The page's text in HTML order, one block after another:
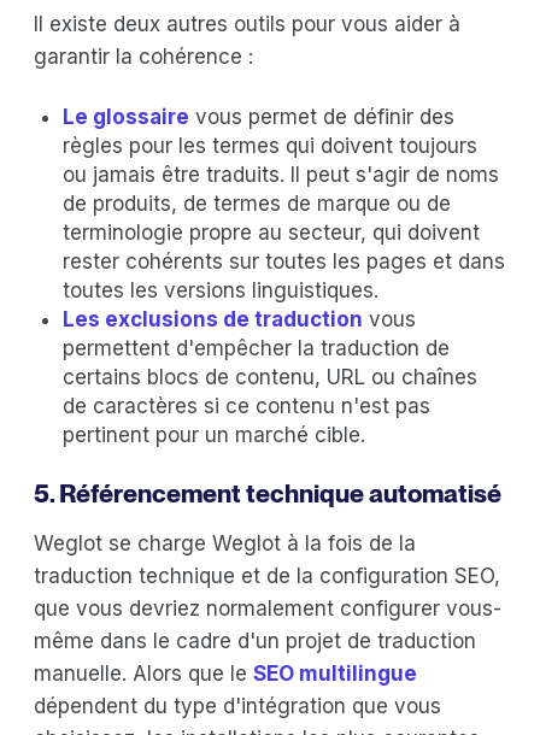
Il existe deux autres outils pour vous aider à
garantir la cohérence :
Le glossaire vous permet de définir des
règles pour les termes qui doivent toujours
ou jamais être traduits. Il peut s'agir de noms
de produits, de termes de marque ou de
terminologie propre au secteur, qui doivent
rester cohérents sur toutes les pages et dans
toutes les versions linguistiques.
Les exclusions de traduction vous
permettent d'empêcher la traduction de
certains blocs de contenu, URL ou chaînes
de caractères si ce contenu n'est pas
pertinent pour un marché cible.
5. Référencement technique automatisé
Weglot se charge Weglot à la fois de la
traduction technique et de la configuration SEO,
que vous devriez normalement configurer vous-
même dans le cadre d'un projet de traduction
manuelle. Alors que le SEO multilingue
dépendent du type d'intégration que vous